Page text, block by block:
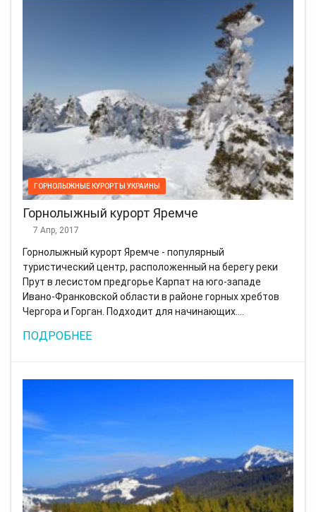
ГОРНОЛЫЖНЫЕ КУРОРТЫ УКРАИНЫ
Горнолыжный курорт Яремче
7 Апр, 2017
Горнолыжный курорт Яремче - популярный
туристический центр, расположенный на берегу реки
Прут в лесистом предгорье Карпат на юго-западе
Ивано-Франковской области в районе горных хребтов
Чергора и Горган. Подходит для начинающих.…
ПОДРОБНЕЕ